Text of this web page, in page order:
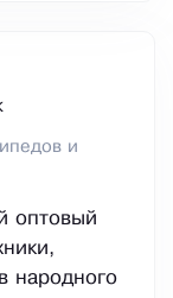
и
оптовый
народного